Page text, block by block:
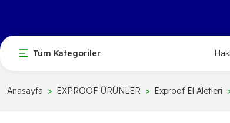
Tüm Kategoriler
Anasayfa EXPROOF ÜRÜNLER Exproof El Aletleri